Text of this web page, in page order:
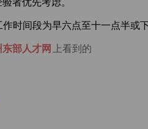
时间段为早六点至十一点半或
部人才网 上看到的